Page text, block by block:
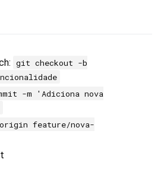
git checkout -b
-m 'Adiciona nova
feature/nova-